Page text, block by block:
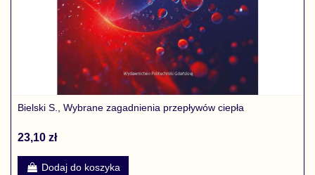
Bielski S., Wybrane zagadnienia przepływów ciepła
23,10 zł
Dodaj do koszyka